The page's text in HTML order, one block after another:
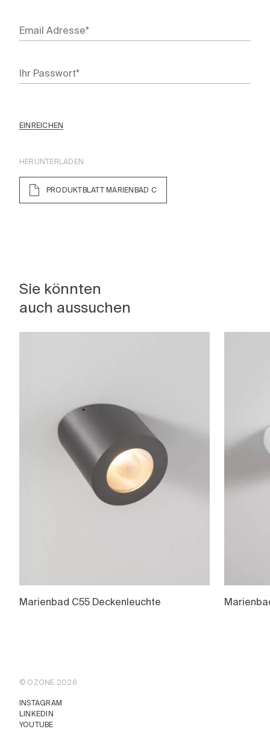
EINREICHEN
HERUNTERLADEN
PRODUKTBLATT MARIENBAD C
Sie könnten
auch aussuchen
Marienbad C55 Deckenleuchte
© OZONE 2026
INSTAGRAM
LINKEDIN
YOUTUBE